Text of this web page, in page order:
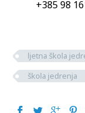
+38598
ljetna škola
škola jedrenja